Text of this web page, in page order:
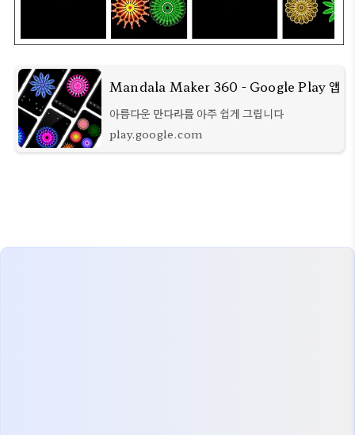
Mandala Maker 360 - Google Play 앱
아름다운 만다라를 아주 쉽게 그립니다
play.google.com